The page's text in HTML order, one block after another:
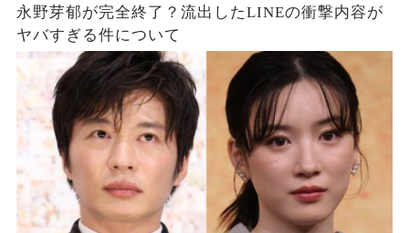
永野芽郁が完全終了？流出したLINEの衝撃内容が
ヤバすぎる件について